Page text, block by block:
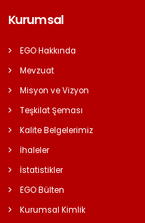
Kurumsal
EGO Hakkında
Mevzuat
Misyon ve Vizyon
Teşkilat Şeması
Kalite Belgelerimiz
İhaleler
İstatistikler
EGO Bülten
Kurumsal Kimlik